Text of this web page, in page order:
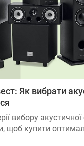
Як вибрати
вибору
щоб купити